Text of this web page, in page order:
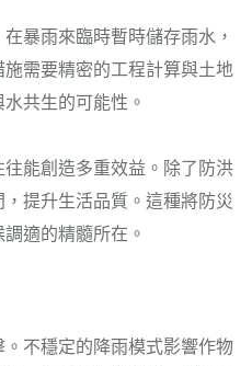
暴雨來臨時暫時儲存雨水，
需要精密的工程計算與土地
共生的可能性。
能創造多重效益。除了防洪
提升生活品質。這種將防災
適的精髓所在。
不穩定的降雨模式影響作物